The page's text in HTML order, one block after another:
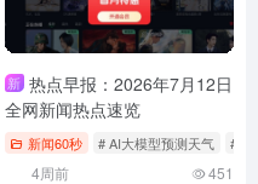
# AI工具推荐
新 热点早报：2026年7月12日
全网新闻热点速览
新闻60秒 # AI大模型预测天气 # 余
4周前 451